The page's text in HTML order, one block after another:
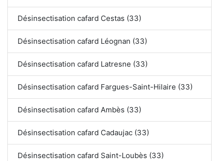
Désinsectisation cafard Cestas (33)
Désinsectisation cafard Léognan (33)
Désinsectisation cafard Latresne (33)
Désinsectisation cafard Fargues-Saint-Hilaire (33)
Désinsectisation cafard Ambès (33)
Désinsectisation cafard Cadaujac (33)
Désinsectisation cafard Saint-Loubès (33)